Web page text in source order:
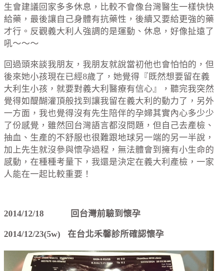
生會建議回家多多休息，比較不會像台灣醫生一樣快快
給藥，最後讓自己身體有抗藥性，後續又要給更強的藥
才行。反觀義大利人強調的是運動、休息，好像扯遠了
吼～～～
回過頭來談我朋友，我朋友就說當初他也會怕怕的，但
後來她小孩現在已經8歲了，她覺得『既然想要留在義
大利生小孩，就要對義大利醫療有信心』，聽完我突然
覺得如醍醐灌頂般找到讓我留在義大利的動力了，另外
一方面，我也覺得沒有先生陪伴的孕婦其實內心多少少
了份感覺，雖然回台灣語言都沒問題，但自己去產檢、
抽血、生產的不舒服也很難跟地球另一端的另一半說，
加上先生就沒參與懷孕過程，無法體會到擁有小生命的
感動，在種種考量下，我還是決定在義大利產檢，一家
人能在一起比較重要！
2014/12/18 回台灣前驗到懷孕
2014/12/23(5w) 在台北禾馨診所確認懷孕